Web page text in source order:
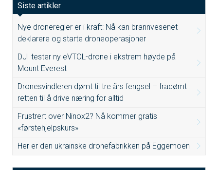
Siste artikler
Nye droneregler er i kraft: Nå kan brannvesenet
deklarere og starte droneoperasjoner
DJI tester ny eVTOL-drone i ekstrem høyde på
Mount Everest
Dronesvindleren dømt til tre års fengsel – fradømt
retten til å drive næring for alltid
Frustrert over Ninox2? Nå kommer gratis
«førstehjelpskurs»
Her er den ukrainske dronefabrikken på Eggemoen